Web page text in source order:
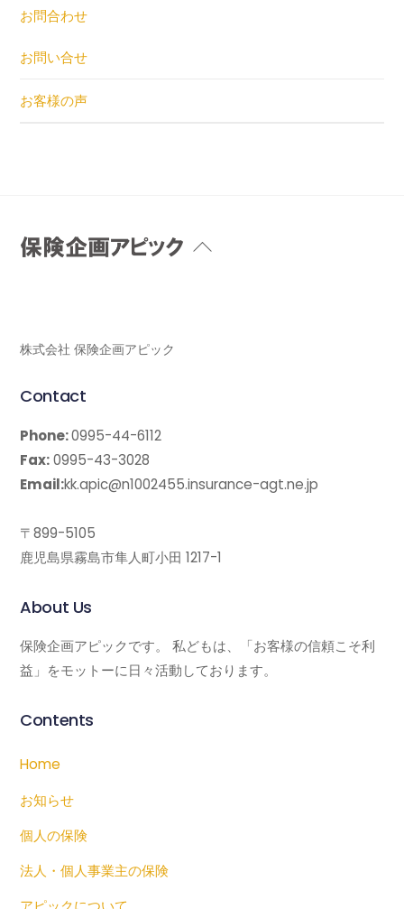
お問合わせ
お問い合せ
お客様の声
Back
株式会社 保険企画アピック
Contact
Phone:0995-44-6112
Fax:0995-43-3028
Email:kk.apic@n1002455.insurance-agt.ne.jp
〒899-5105
鹿児島県霧島市隼人町小田 1217-1
About Us
保険企画アピックです。 私どもは、「お客様の信頼こそ利
益」をモットーに日々活動しております。
Contents
Home
お知らせ
個人の保険
法人・個人事業主の保険